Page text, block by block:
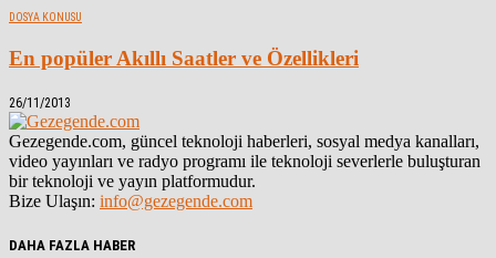
DOSYA KONUSU
En popüler Akıllı Saatler ve Özellikleri
26/11/2013
Gezegende.com, güncel teknoloji haberleri, sosyal medya kanalları,
video yayınları ve radyo programı ile teknoloji severlerle buluşturan
bir teknoloji ve yayın platformudur.
Bize Ulaşın: info@gezegende.com
DAHA FAZLA HABER